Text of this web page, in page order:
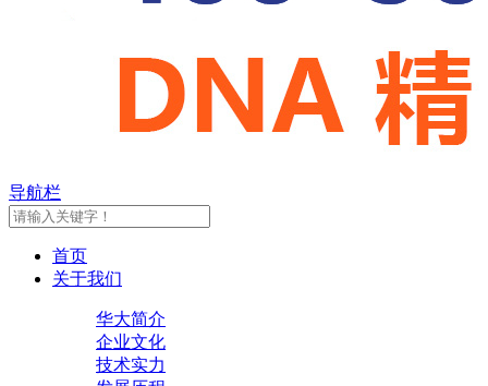
导航栏
首页
关于我们
华大简介
企业文化
技术实力